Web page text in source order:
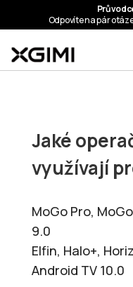
Jaké
využívají
MoGo Pro,
9.0
Elfin, Halo+,
Android TV 10.0